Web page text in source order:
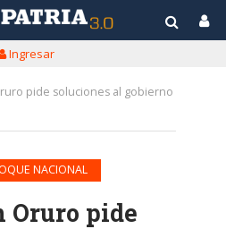
Ingresar
pide soluciones al gobierno
NACIONAL
Oruro pide